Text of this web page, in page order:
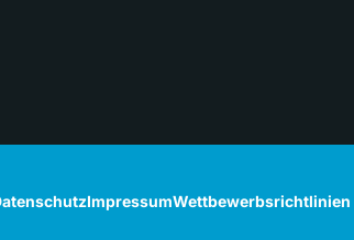
ImpressumWettbewerbsrichtlinien